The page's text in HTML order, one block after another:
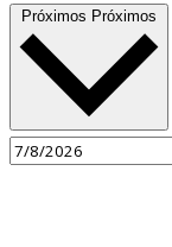
Próximos Próximos